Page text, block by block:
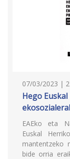
07/03/2023 |
Hego
EAEko eta
Euskal
mantentzeko
bide orria